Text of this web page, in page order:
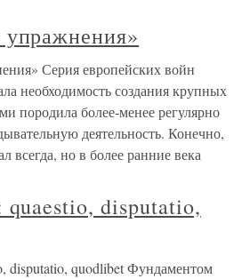
Серия европейских войн
необходимость создания крупных
породила более-менее регулярно
деятельность. Конечно,
всегда, но в более ранние века
disputatio,
disputatio, quodlibet Фундаментом